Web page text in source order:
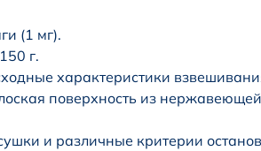
(1 мг).
г.
характеристики
поверхность из
и различные критерии